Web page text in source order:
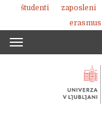
Skoči
vsebino
študenti zaposleni
erasmus